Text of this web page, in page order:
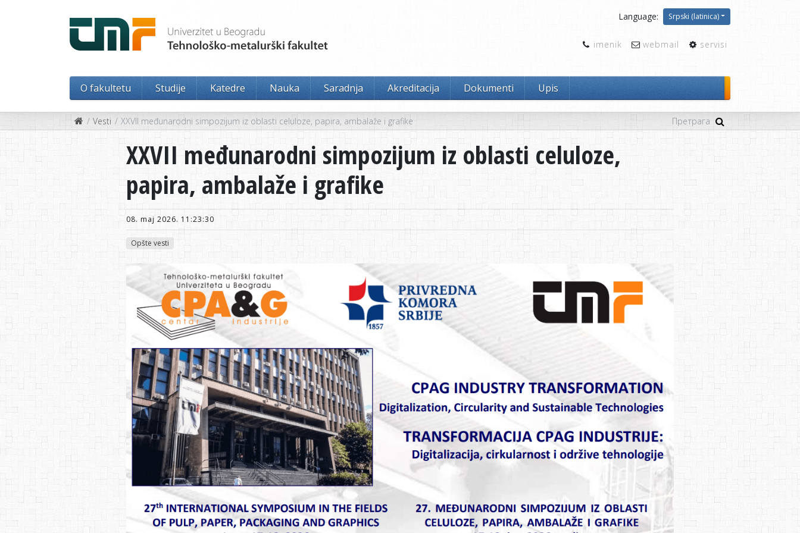
Language: Srpski (latinica)
imenik webmail servisi
O fakultetu Studije Katedre Nauka Saradnja Akreditacija Dokumenti Upis
Vesti XXVII međunarodni simpozijum iz oblasti celuloze, papira, ambalaže i grafike
XXVII međunarodni simpozijum iz oblasti celuloze,
papira, ambalaže i grafike
08. maj 2026. 11:23:30
Opšte vesti